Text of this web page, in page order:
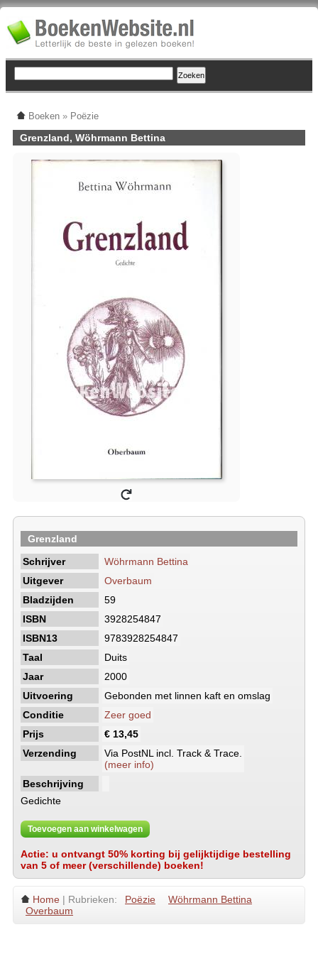
Boeken » Poëzie
Grenzland, Wöhrmann Bettina
Grenzland
Schrijver
Wöhrmann Bettina
Uitgever
Overbaum
Bladzijden
59
ISBN
3928254847
ISBN13
9783928254847
Taal
Duits
Jaar
2000
Uitvoering
Gebonden met linnen kaft en omslag
Conditie
Zeer goed
Prijs
€ 13,45
Verzending
Via PostNL incl. Track & Trace.
(meer info)
Beschrijving
Gedichte
Toevoegen aan winkelwagen
Actie: u ontvangt 50% korting bij gelijktijdige bestelling
van 5 of meer (verschillende) boeken!
Home | Rubrieken: Poëzie
Wöhrmann Bettina
Overbaum